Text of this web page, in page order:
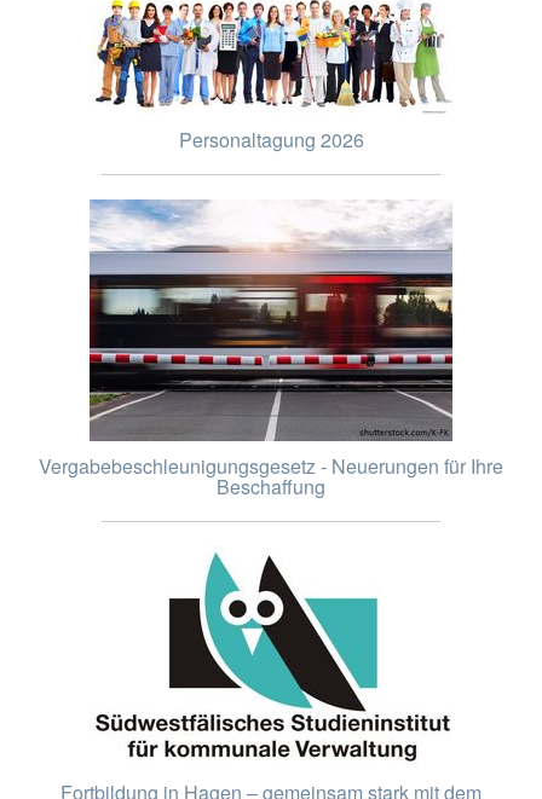
Personaltagung 2026
Vergabebeschleunigungsgesetz - Neuerungen für Ihre
Beschaffung
Fortbildung in Hagen – gemeinsam stark mit dem